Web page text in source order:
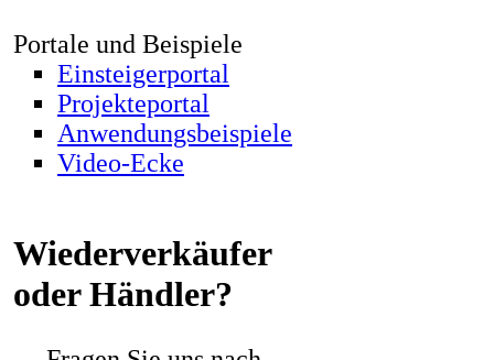
Portale und Beispiele
Einsteigerportal
Projekteportal
Anwendungsbeispiele
Video-Ecke
Wiederverkäufer
oder Händler?